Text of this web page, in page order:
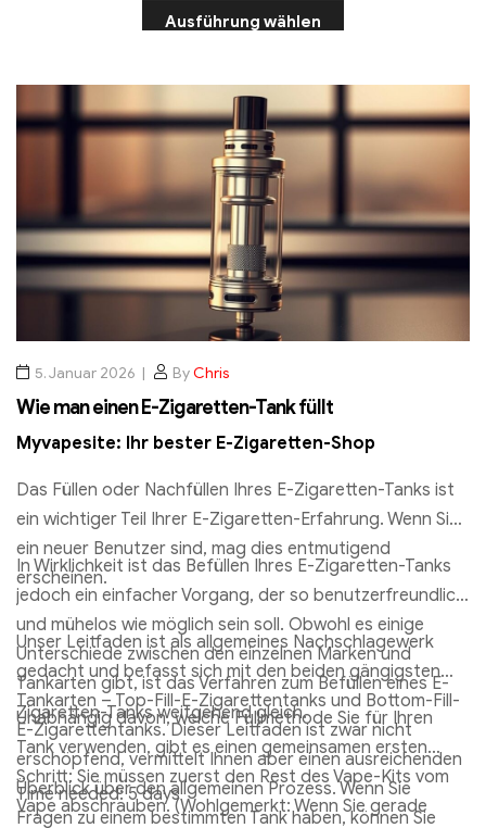
Ausführung wählen
MOTI PIIN 600 Einweg Vape 600 Puffs
€3.76
Ausführung wählen
5. Januar 2026 ByChris
Wie man einen E-Zigaretten-Tank füllt
Myvapesite: Ihr bester E-Zigaretten-Shop
Das Füllen oder Nachfüllen Ihres E-Zigaretten-Tanks ist
ein wichtiger Teil Ihrer E-Zigaretten-Erfahrung. Wenn Sie
ein neuer Benutzer sind, mag dies entmutigend
erscheinen.
In Wirklichkeit ist das Befüllen Ihres E-Zigaretten-Tanks
jedoch ein einfacher Vorgang, der so benutzerfreundlich
und mühelos wie möglich sein soll. Obwohl es einige
Unterschiede zwischen den einzelnen Marken und
Tankarten gibt, ist das Verfahren zum Befüllen eines E-
Zigaretten-Tanks weitgehend gleich.
Unser Leitfaden ist als allgemeines Nachschlagewerk
gedacht und befasst sich mit den beiden gängigsten
Tankarten – Top-Fill-E-Zigarettentanks und Bottom-Fill-
E-Zigarettentanks. Dieser Leitfaden ist zwar nicht
erschöpfend, vermittelt Ihnen aber einen ausreichenden
Überblick über den allgemeinen Prozess. Wenn Sie
Fragen zu einem bestimmten Tank haben, können Sie
Unabhängig davon, welche Füllmethode Sie für Ihren
Tank verwenden, gibt es einen gemeinsamen ersten
Schritt: Sie müssen zuerst den Rest des Vape-Kits vom
Vape abschrauben. (Wohlgemerkt: Wenn Sie gerade
Time needed:5 days